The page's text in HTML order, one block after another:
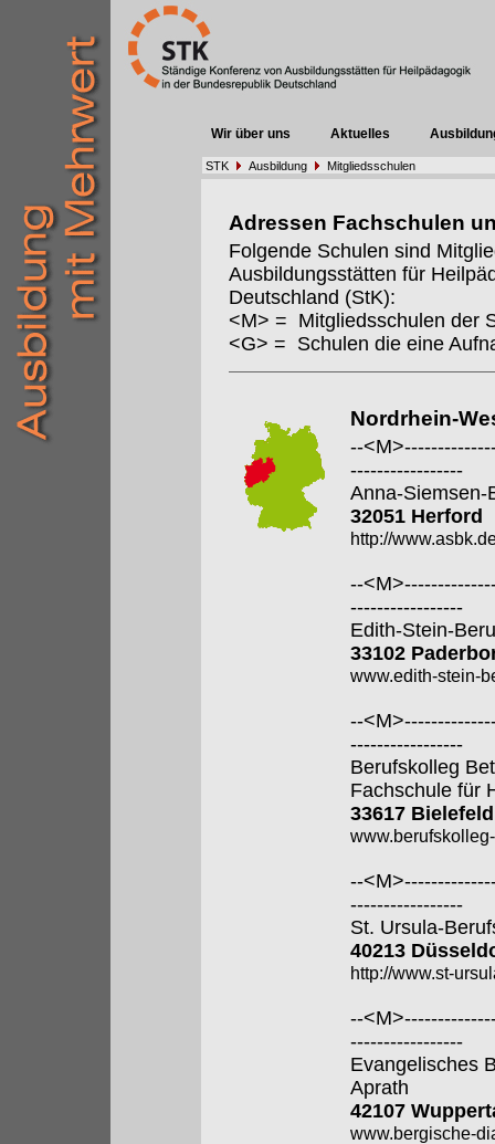
Wir über uns Aktuelles
STK Ausbildung Mitgliedsschulen
Adressen Fachschulen
Folgende Schulen sind
Ausbildungsstätten für
Deutschland (StK):
<M> = Mitgliedsschulen der
<G> = Schulen die eine
Nordrhein-
--
-----------------
Anna-Siemsen-
32051 Herford
http://
--
-----------------
Edith-Stein-
33102
www.edith-stein-
--
-----------------
Berufskolleg
Fachschule für
33617 Bielefeld
--
-----------------
St. Ursula-
40213
http://www.st-
--
-----------------
Evangelisches
Aprath
42107
www.bergische-